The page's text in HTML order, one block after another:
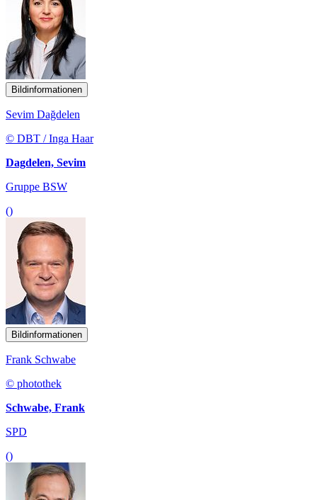
Bildinformationen
Sevim Dağdelen
© DBT / Inga Haar
Dagdelen, Sevim
Gruppe BSW
()
Bildinformationen
Frank Schwabe
© photothek
Schwabe, Frank
SPD
()